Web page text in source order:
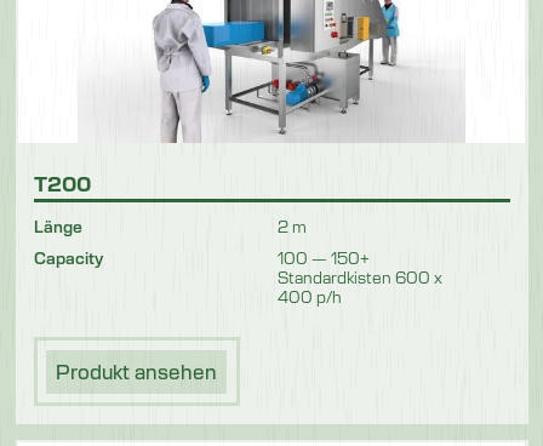
T200
Länge
2 m
Capacity
100 — 150+
Standardkisten 600 x
400 p/h
Produkt ansehen